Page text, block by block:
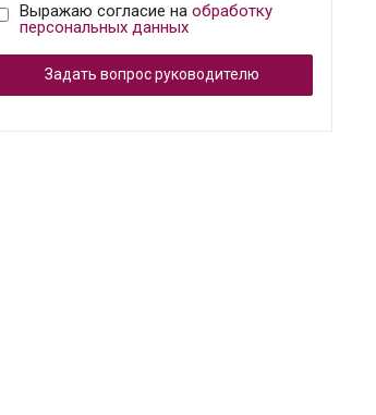
Выражаю согласие на обработку
персональных данных
Задать вопрос руководителю